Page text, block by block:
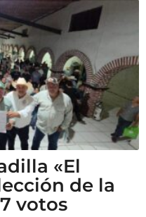
«El
de la
votos